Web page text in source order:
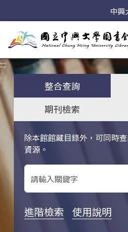
中興
:::
整合查詢
期刊檢索
除本館館藏目錄外，可同時
資源。
關鍵字搜尋
進階檢索 使用說明